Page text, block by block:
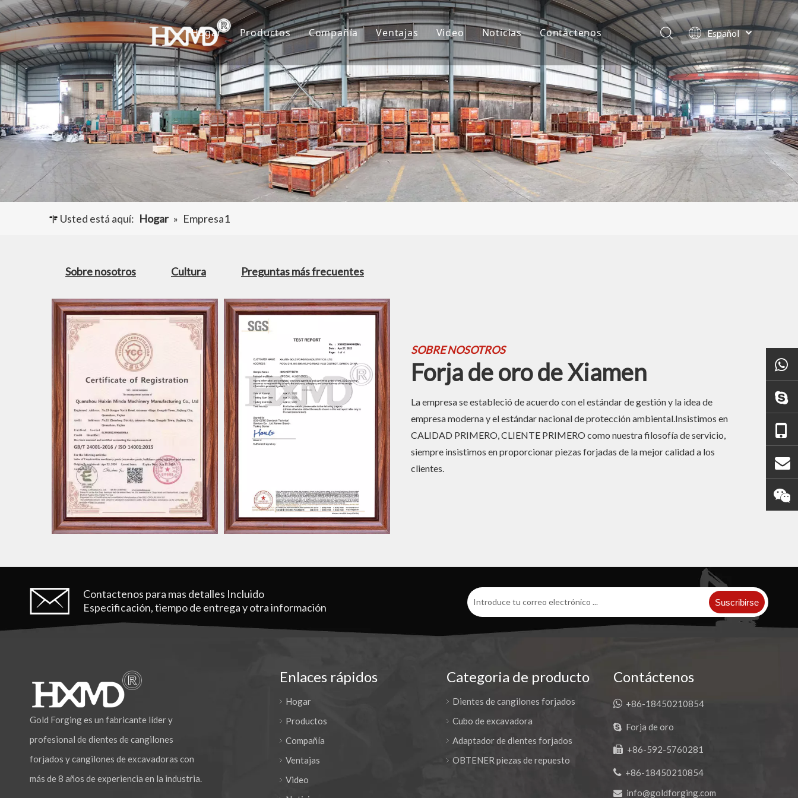
Hogar Productos
Dientes de cubo
Cubo de excavadora
Adaptador de dientes de cubo
Otros accesorios para excavadoras
Compañía
Sobre nosotros
Cultura
Preguntas más frecuentes
Ventajas
I+D
Producción
Servicio
Video Noticias
Noticias de la compañía
Proyectos
Contáctenos
Español
English
العربية
Français
Pусский
Português
Usted está aquí: Hogar » Empresa1
Sobre nosotros Cultura Preguntas más frecuentes
SOBRE NOSOTROS
Forja de oro de Xiamen
La empresa se estableció de acuerdo con el estándar de gestión y la idea de
empresa moderna y el estándar nacional de protección ambiental.Insistimos en
CALIDAD PRIMERO, CLIENTE PRIMERO como nuestra filosofía de servicio,
siempre insistimos en proporcionar piezas forjadas de la mejor calidad a los
clientes.
Contactenos para mas detalles Incluido
Especificación, tiempo de entrega y otra información
Suscribirse
Gold Forging es un fabricante líder y
profesional de dientes de cangilones
forjados y cangilones de excavadoras con
más de 8 años de experiencia en la industria.
Enlaces rápidos
Hogar
Productos
Compañía
Ventajas
Video
Categoria de producto
Dientes de cangilones forjados
Cubo de excavadora
Adaptador de dientes forjados
OBTENER piezas de repuesto
Contáctenos
 +86-18450210854
 Forja de oro
 +86-592-5760281
 +86-18450210854
 info@goldforging.com